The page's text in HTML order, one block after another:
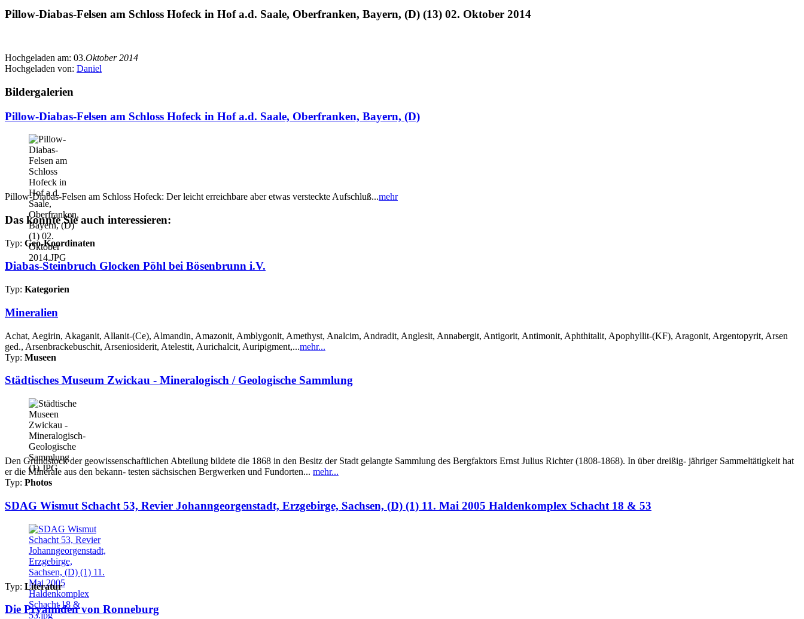
Pillow-Diabas-Felsen am Schloss Hofeck in Hof a.d. Saale, Oberfranken, Bayern, (D) (13) 02. Oktober 2014
Hochgeladen am: 03.Oktober 2014
Hochgeladen von: Daniel
Bildergalerien
Pillow-Diabas-Felsen am Schloss Hofeck in Hof a.d. Saale, Oberfranken, Bayern, (D)
Pillow-Diabas-Felsen am Schloss Hofeck: Der leicht erreichbare aber etwas versteckte Aufschluß...mehr
Das könnte Sie auch interessieren:
Typ: Geo-Koordinaten
Diabas-Steinbruch Glocken Pöhl bei Bösenbrunn i.V.
Typ: Kategorien
Mineralien
Achat, Aegirin, Akaganit, Allanit-(Ce), Almandin, Amazonit, Amblygonit, Amethyst, Analcim, Andradit, Anglesit, Annabergit, Antigorit, Antimonit, Aphthitalit, Apophyllit-(KF), Aragonit, Argentopyrit, Arsen
ged., Arsenbrackebuschit, Arseniosiderit, Atelestit, Aurichalcit, Auripigment,...mehr...
Typ: Museen
Städtisches Museum Zwickau - Mineralogisch / Geologische Sammlung
Den Grundstock der geowissenschaftlichen Abteilung bildete die 1868 in den Besitz der Stadt gelangte Sammlung des Bergfaktors Ernst Julius Richter (1808-1868). In über dreißig- jähriger Sammeltätigkeit hat
er die Minerale aus den bekann- testen sächsischen Bergwerken und Fundorten... mehr...
Typ: Photos
SDAG Wismut Schacht 53, Revier Johanngeorgenstadt, Erzgebirge, Sachsen, (D) (1) 11. Mai 2005 Haldenkomplex Schacht 18 & 53
Typ: Literatur
Die Pryamiden von Ronneburg